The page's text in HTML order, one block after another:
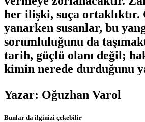
her ilişki, suça ortaklıktır.
yanarken susanlar, bu
sorumluluğunu da
tarih, güçlü olanı değil;
kimin nerede durduğunu
Yazar: Oğuzhan Varol
Bunlar da ilginizi çekebilir